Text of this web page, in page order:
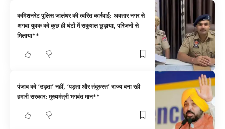
कमिशनरेट पुलिस जालंधर की त्वरित कार्रवाई: अवतार नगर से
अगवा युवक को कुछ ही घंटों में सकुशल छुड़ाया, परिजनों से
मिलाया**
पंजाब को ‘उड़ता’ नहीं, ‘पड़ता और तंदुरुस्त’ राज्य बना रही
हमारी सरकार: मुख्यमंत्री भगवंत मान**